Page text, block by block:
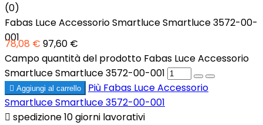
(0)
Fabas Luce Accessorio Smartluce Smartluce 3572-00-
001
78,08 € 97,60 €
Campo quantità del prodotto Fabas Luce Accessorio
Smartluce Smartluce 3572-00-001
 Aggiungi al carrello Più Fabas Luce Accessorio
Smartluce Smartluce 3572-00-001
 spedizione 10 giorni lavorativi